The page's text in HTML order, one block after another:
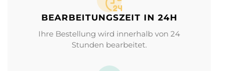
BEARBEITUNGS­ZEIT IN 24H
Ihre Bestellung wird innerhalb von 24
Stunden bearbeitet.